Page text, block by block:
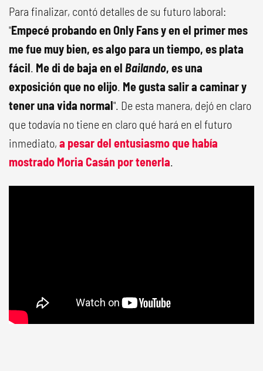
Para finalizar, contó detalles de su futuro laboral:
"Empecé probando en Only Fans y en el primer mes
me fue muy bien, es algo para un tiempo, es plata
fácil. Me di de baja en el Bailando, es una
exposición que no elijo. Me gusta salir a caminar y
tener una vida normal". De esta manera, dejó en claro
que todavía no tiene en claro qué hará en el futuro
inmediato, a pesar del entusiasmo que había
mostrado Moria Casán por tenerla.